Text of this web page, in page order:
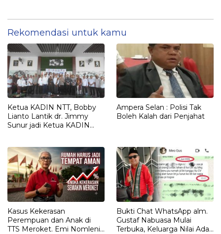
Rekomendasi untuk kamu
Ketua KADIN NTT, Bobby
Lianto Lantik dr. Jimmy
Sunur jadi Ketua KADIN
Ampera Selan : Polisi Tak
Boleh Kalah dari Penjahat
Kasus Kekerasan
Perempuan dan Anak di
TTS Meroket. Emi Nomleni :
Bukti Chat WhatsApp alm.
Gustaf Nabuasa Mulai
Terbuka, Keluarga Nilai Ada